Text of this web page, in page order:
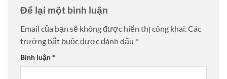
Để lại một bình luận
Email của bạn sẽ không được hiển thị công khai.Các
trường bắt buộc được đánh dấu *
Bình luận*